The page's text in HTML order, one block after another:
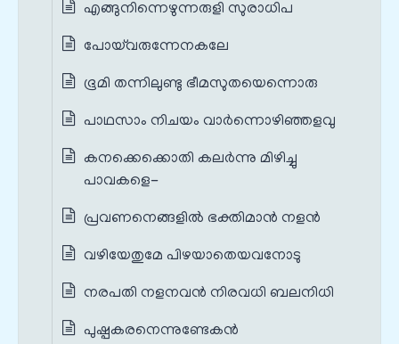
എങ്ങുനിന്നെഴുന്നരുളി സുരാധിപ
പോയ്‌വരുന്നേനകലേ
ഭൂമി തന്നിലുണ്ടു ഭീമസുതയെന്നൊരു
പാഥസാം നിചയം വാർന്നൊഴിഞ്ഞളവു
കനക്കെക്കൊതി കലർന്നു മിഴിച്ചു
പാവകളെ-
പ്രവണനെങ്ങളിൽ ഭക്തിമാൻ നളൻ
വഴിയേതുമേ പിഴയാതെയവനോടു
നരപതി നളനവൻ നിരവധി ബലനിധി
പുഷ്പകരനെന്നുണ്ടേകൻ